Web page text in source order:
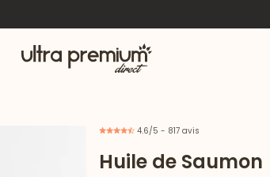
Accueil
4.6/5 - 817 avis
Huile de Saumon